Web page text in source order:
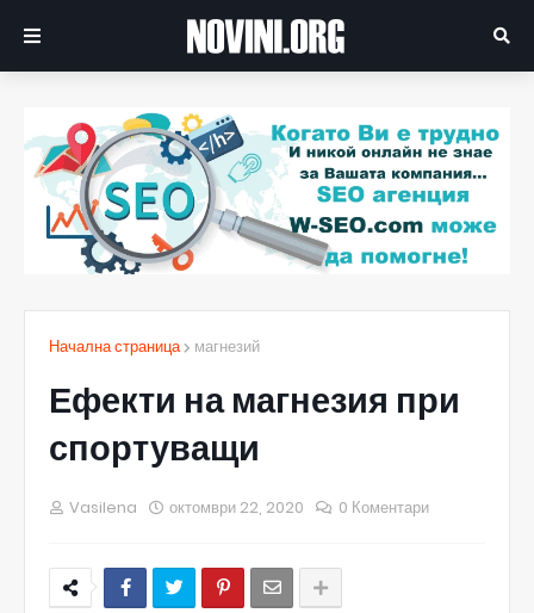
Начална страница магнезий
Ефекти на магнезия при
спортуващи
Vasilena октомври 22, 2020 0 Коментари